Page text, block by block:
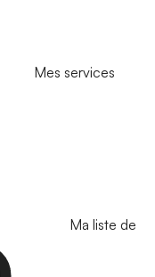
Mes services
Ma liste de